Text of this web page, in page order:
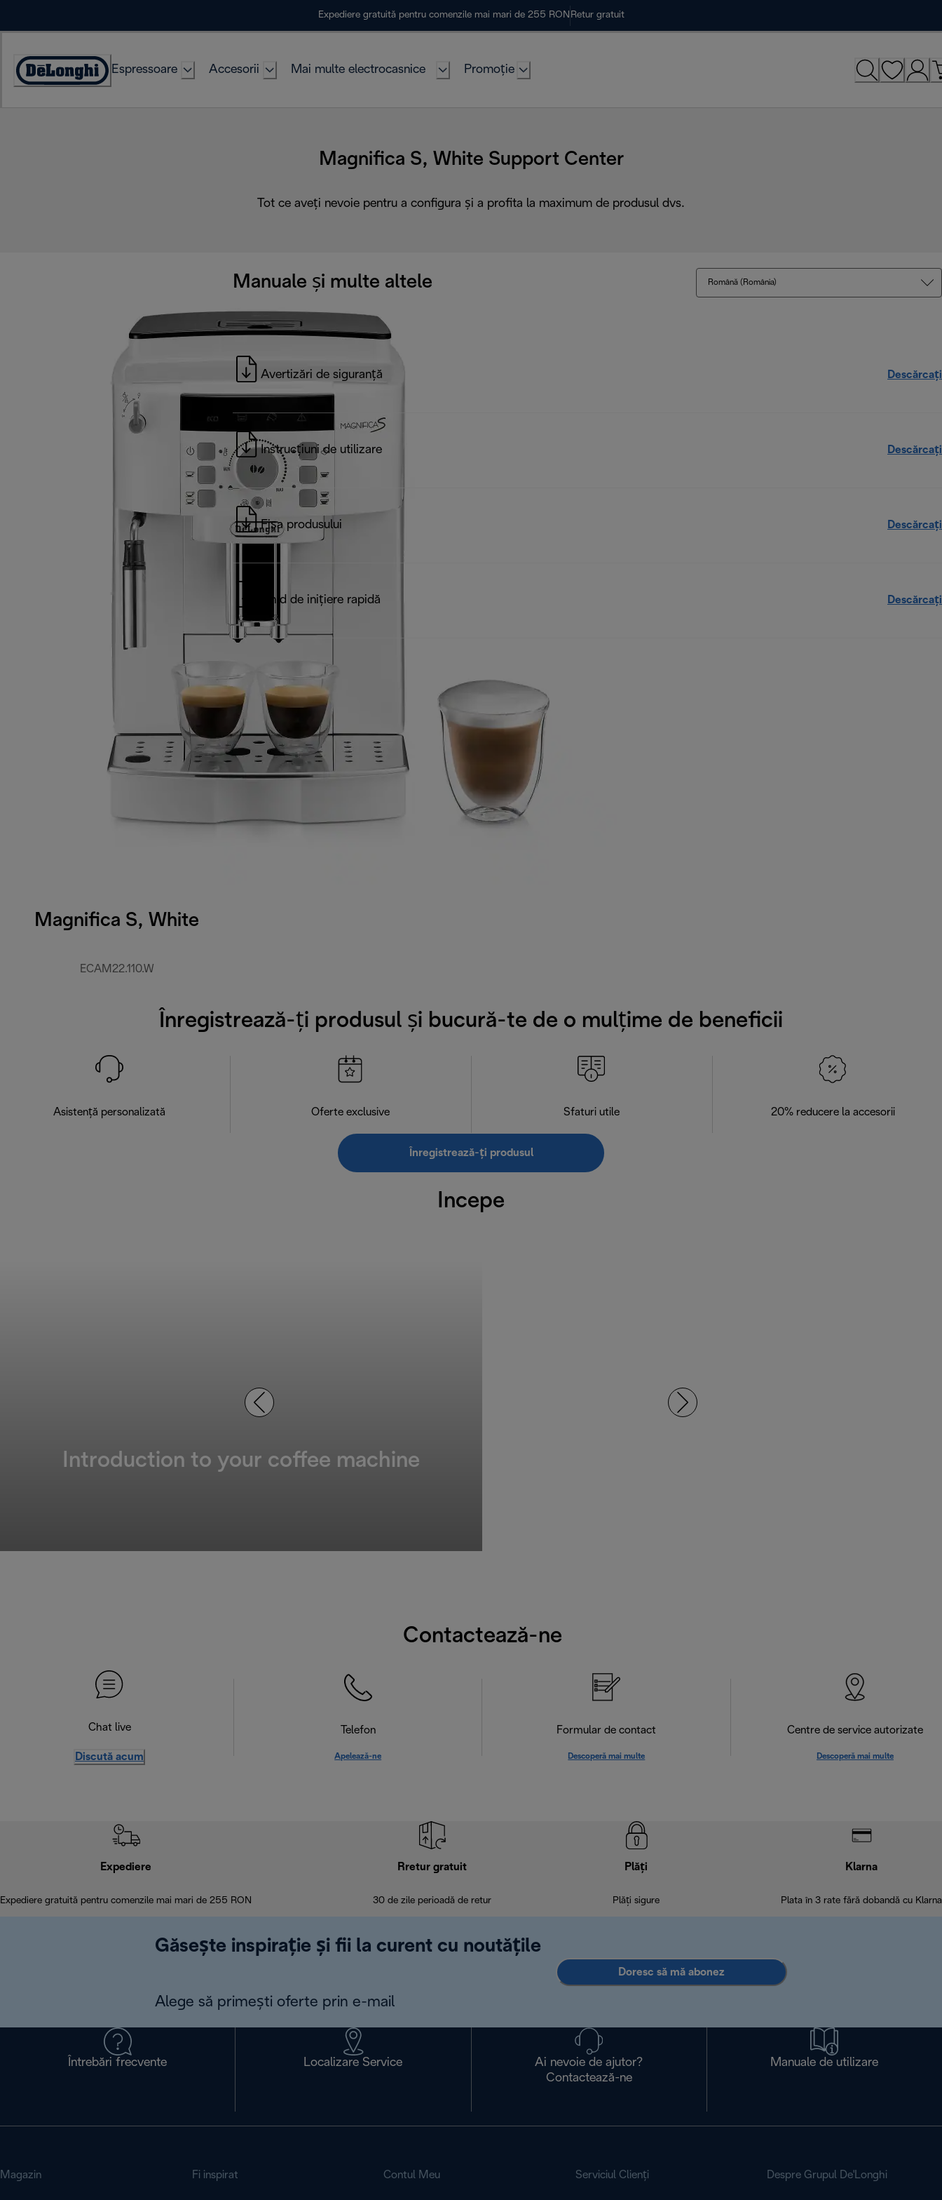
Expediere gratuită pentru comenzile mai mari de 255 RON Retur gratuit
Accessibility
Espressoare Accesorii Mai multe electrocasnice Promoție
Magnifica S, White Support Center
Tot ce aveți nevoie pentru a configura și a profita la maximum de produsul dvs.
Magnifica S, White
ECAM22.110.W
Manuale și multe altele Română (România)
Avertizări de siguranță Descărcați
Instrucțiuni de utilizare Descărcați
Fișa produsului Descărcați
Ghid de inițiere rapidă Descărcați
Înregistrează-ți produsul și bucură-te de o mulțime de beneficii
Asistență personalizată Oferte exclusive Sfaturi utile 20% reducere la accesorii
Înregistrează-ți produsul
Incepe
Introduction to your coffee machine
Contactează-ne
Chat live
Discută acum
Telefon
Apelează-ne
Formular de contact
Descoperă mai multe
Centre de service autorizate
Descoperă mai multe
Expediere
Expediere gratuită pentru comenzile mai mari de 255 RON
Rretur gratuit
30 de zile perioadă de retur
Plăți
Plăți sigure
Klarna
Plata în 3 rate fără dobandă cu Klarna
Găsește inspirație și fii la curent cu noutățile
Alege să primești oferte prin e-mail
Doresc să mă abonez
Întrebări frecvente Localizare Service
Ai nevoie de ajutor?
Contactează-ne
Manuale de utilizare
Magazin Fi inspirat Contul Meu Serviciul Clienţi Despre Grupul De'Longhi